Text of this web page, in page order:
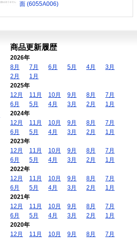
面 (6055A006)
商品更新履歴
2026年
8月
7月 6月 5月 4月
3月
2月
1月
2025年
12月
11月 10月 9月 8月
7月
6月
5月 4月 3月 2月
1月
2024年
12月
11月 10月 9月 8月
7月
6月
5月 4月 3月 2月
1月
2023年
12月
11月 10月 9月 8月
7月
6月
5月 4月 3月 2月
1月
2022年
12月
11月 10月 9月 8月
7月
6月
5月 4月 3月 2月
1月
2021年
12月
11月 10月 9月 8月
7月
6月
5月 4月 3月 2月
1月
2020年
12月
11月 10月 9月 8月
7月